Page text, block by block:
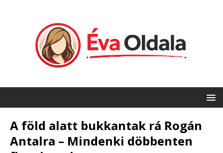
A föld alatt bukkantak rá Rogán
Antalra – Mindenki döbbenten